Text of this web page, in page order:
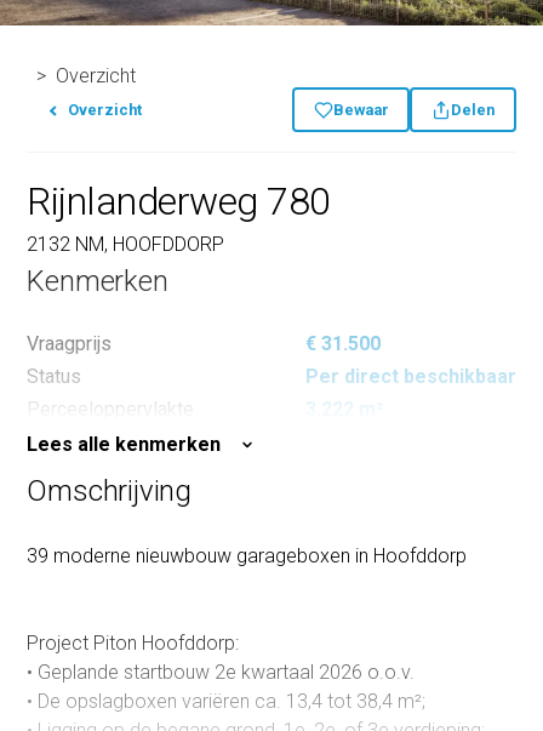
Overzicht
Overzicht Bewaar Delen
Rijnlanderweg 780
2132 NM, HOOFDDORP
Kenmerken
Vraagprijs
€ 31.500
Status
Per direct beschikbaar
Perceeloppervlakte
3.222 m²
Lees alle kenmerken
Omschrijving
39 moderne nieuwbouw garageboxen in Hoofddorp
Project Piton Hoofddorp:
• Geplande startbouw 2e kwartaal 2026 o.o.v.
• De opslagboxen variëren ca. 13,4 tot 38,4 m²;